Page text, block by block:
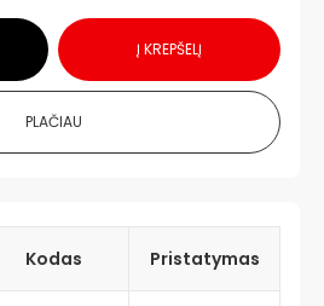
Į KREPŠELĮ
PLAČIAU
Kodas Pristatymas